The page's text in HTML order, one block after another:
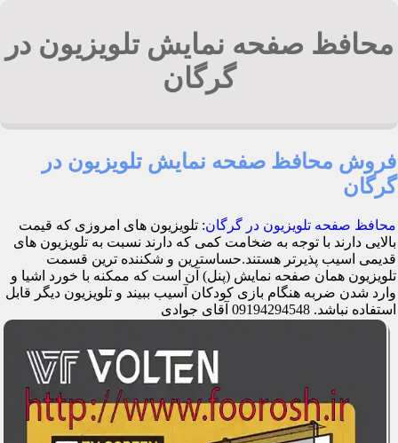
محافظ صفحه نمایش تلویزیون در
گرگان
فروش محافظ صفحه نمایش تلویزیون در
گرگان
محافظ صفحه تلویزیون در گرگان: تلویزیون های امروزی که قیمت
بالایی دارند با توجه به ضخامت کمی که دارند نسبت به تلویزیون های
قدیمی اسیب پذیرتر هستند.حساسترین و شکننده ترین قسمت
تلویزیون همان صفحه نمایش (پنل) آن است که ممکنه با خورد اشیا و
وارد شدن ضربه هنگام بازی کودکان آسیب ببیند و تلویزیون دیگر قابل
استفاده نباشد. 09194294548 آقای جوادی